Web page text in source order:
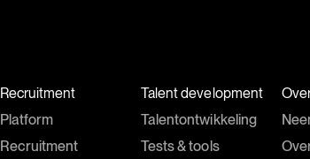
Recruitment
Platform
Recruitment
Talent development
Talentontwikkeling
Tests & tools